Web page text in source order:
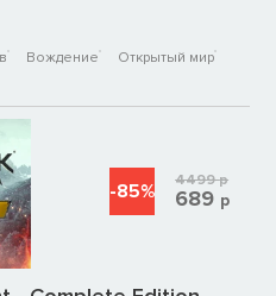
Вождение
Открытый мир
-85% 4499р
689 р